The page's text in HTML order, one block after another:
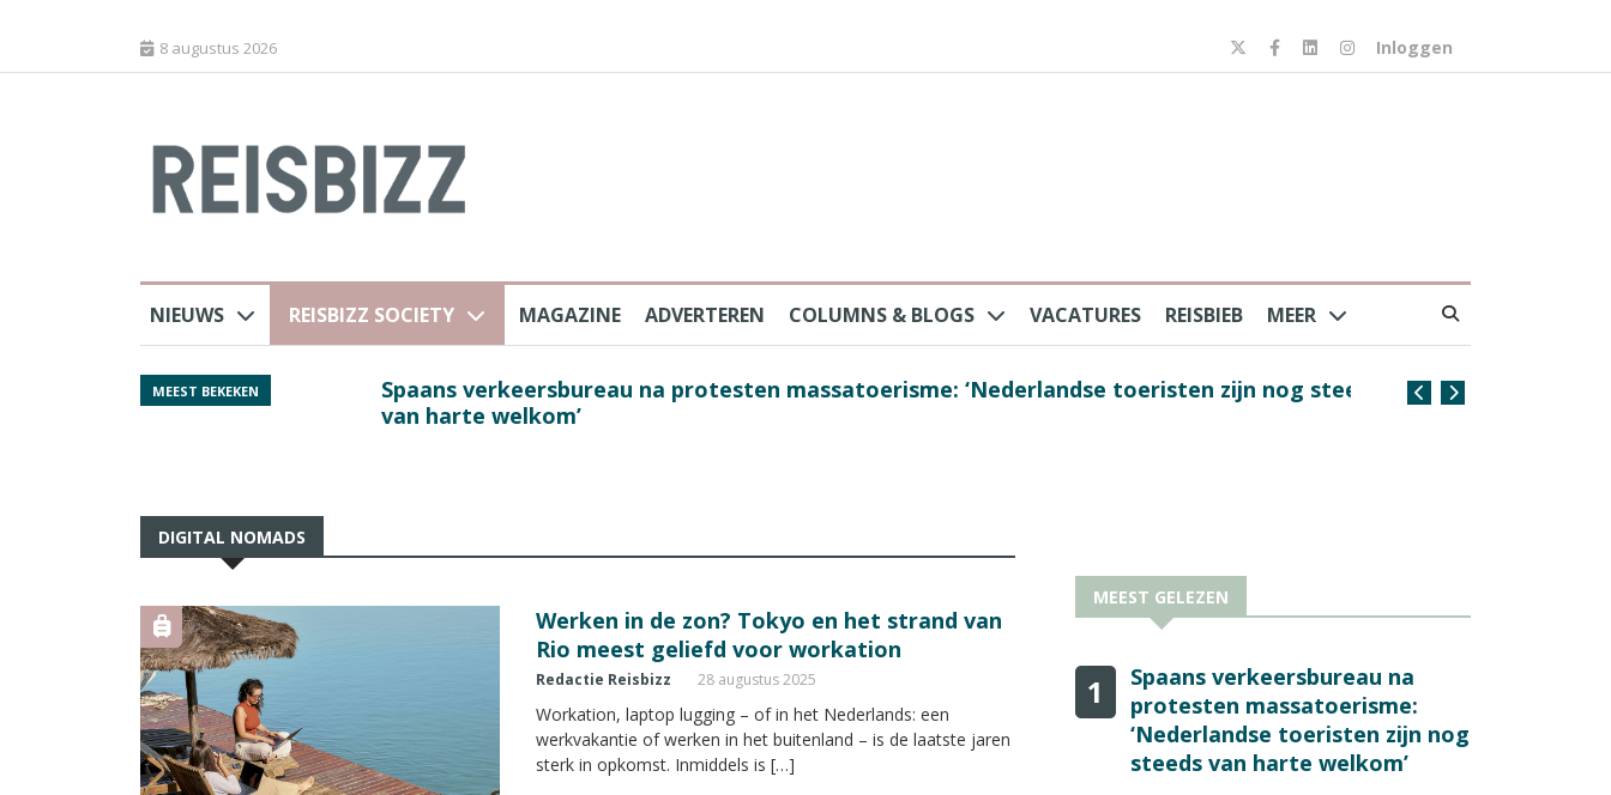
8 augustus 2026 Inloggen
NIEUWS REISBIZZ SOCIETY MAGAZINE ADVERTEREN COLUMNS & BLOGS VACATURES REISBIEB MEER
MEEST BEKEKEN
Spaans verkeersbureau na protesten massatoerisme: ‘Nederlandse toeristen zijn nog steeds
van harte welkom’
Coffee with the
DIGITAL NOMADS
Werken in de zon? Tokyo en het strand van
Rio meest geliefd voor workation
Redactie Reisbizz 28 augustus 2025
Workation, laptop lugging – of in het Nederlands: een
werkvakantie of werken in het buitenland – is de laatste jaren
sterk in opkomst. Inmiddels is […]
MEEST GELEZEN
1
Spaans verkeersbureau na
protesten massatoerisme:
‘Nederlandse toeristen zijn nog
steeds van harte welkom’